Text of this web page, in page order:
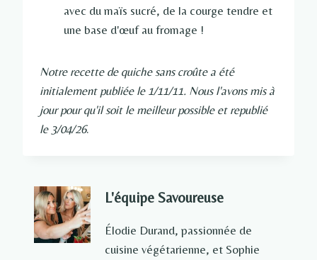
avec du maïs sucré, de la courge tendre et
une base d'œuf au fromage !
Notre recette de quiche sans croûte a été
initialement publiée le 1/11/11. Nous l'avons mis à
jour pour qu'il soit le meilleur possible et republié
le 3/04/26.
L'équipe Savoureuse
Élodie Durand, passionnée de
cuisine végétarienne, et Sophie